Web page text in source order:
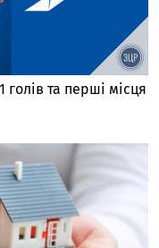
та перші місця